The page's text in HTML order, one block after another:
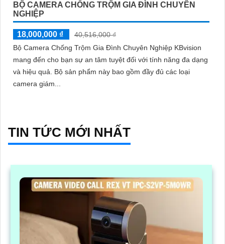
BỘ CAMERA CHỐNG TRỘM GIA ĐÌNH CHUYÊN
NGHIỆP
18,000,000 ₫
40,516,000 ₫
Bộ Camera Chống Trộm Gia Đình Chuyên Nghiệp KBvision
mang đến cho bạn sự an tâm tuyệt đối với tính năng đa dạng
và hiệu quả. Bộ sản phẩm này bao gồm đầy đủ các loại
camera giám...
TIN TỨC MỚI NHẤT